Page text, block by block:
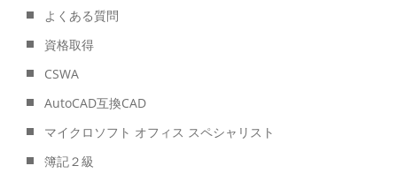
よくある質問
資格取得
CSWA
AutoCAD互換CAD
マイクロソフト オフィス スペシャリスト
簿記２級